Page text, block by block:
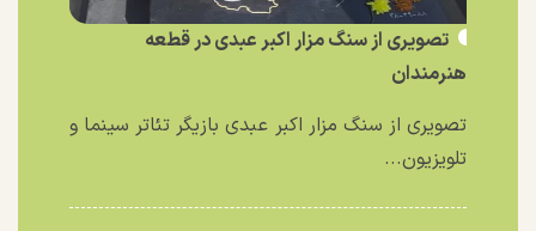
تصویری از سنگ مزار اکبر عبدی در قطعه
هنرمندان
تصویری از سنگ مزار اکبر عبدی بازیگر تئاتر سینما و
تلویزیون...